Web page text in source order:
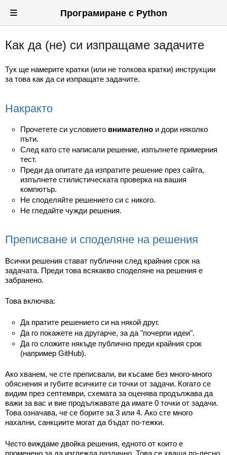
Вход
Регистрация
Материали
Задачи
Предизвикателства
Хитринки
Форуми
Потребители
≡ Програмиране с Python
Как да (не) си изпращаме задачите
Тук ще намерите кратки (или не толкова кратки) инструкции
за това как да си изпращате задачите.
Накракто
Прочетете си условието внимателно и дори няколко
пъти.
След като сте написали решение, изпълнете примерния
тест.
Преди да опитате да изпратите решение през сайта,
изпълнете стилистическата проверка на вашия
компютър.
Не споделяйте решението си с никого.
Не гледайте чужди решения.
Преписване и споделяне на решения
Всички решения стават публични след крайния срок на
задачата. Преди това всякакво споделяне на решения е
забранено.
Това включва:
Да пратите решението си на някой друг.
Да го покажете на другарче, за да "почерпи идеи".
Да го сложите някъде публично преди крайния срок
(например GitHub).
Ако хванем, че сте преписвали, ви късаме без много-много
обяснения и губите всичките си точки от задачи. Когато се
видим през септември, схемата за оценява продължава да
важи за вас и вие продължавате да имате 0 точки от задачи.
Това означава, че се борите за 3 или 4. Ако сте много
нахални, санкциите могат да бъдат по-тежки.
Често виждаме двойка решения, едното от които е
променено за да изглежда различно. Това се хваща по-лесно,